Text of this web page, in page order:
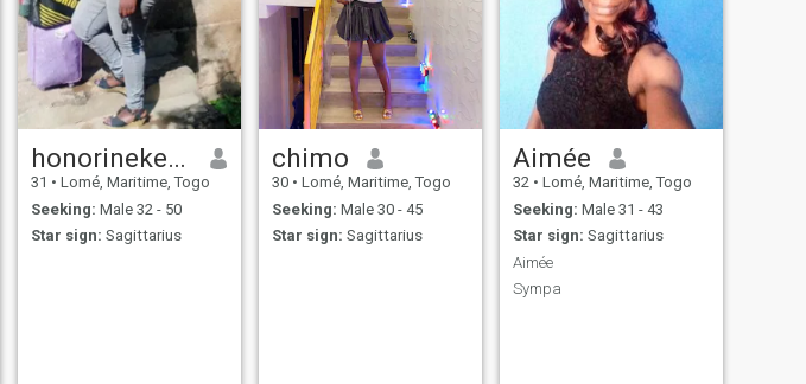
honorinekebina sur tok
31 • Lomé, Maritime, Togo
Seeking: Male 32 - 50
Star sign: Sagittarius
chimo
30 • Lomé, Maritime, Togo
Seeking: Male 30 - 45
Star sign: Sagittarius
Aimée
32 • Lomé, Maritime, Togo
Seeking: Male 31 - 43
Star sign: Sagittarius
Aimée
Sympa